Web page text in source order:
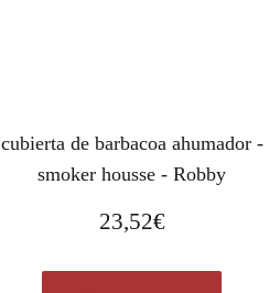
cubierta de barbacoa ahumador -
smoker housse - Robby
23,52€